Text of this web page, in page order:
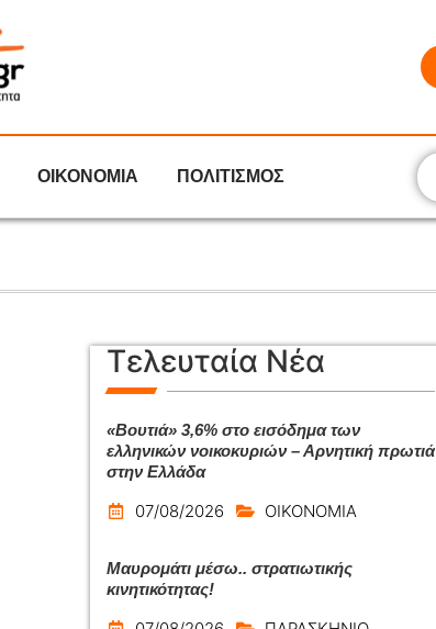
ΟΙΚΟΝΟΜΙΑ ΠΟΛΙΤΙΣΜΟΣ
Τελευταία Νέα
«Βουτιά» 3,6% στο εισόδημα των
ελληνικών νοικοκυριών – Αρνητική πρωτιά
στην Ελλάδα
07/08/2026 ΟΙΚΟΝΟΜΙΑ
Μαυρομάτι μέσω.. στρατιωτικής
κινητικότητας!